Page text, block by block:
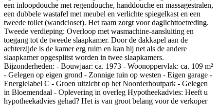
een inloopdouche met regendouche, handdouche en massagestralen,
een dubbele wastafel met meubel en verlichte spiegelkast en een
tweede toilet (wandcloset). Het raam zorgt voor daglichttoetreding.
Tweede verdieping: Overloop met wasmachine-aansluiting en
toegang tot de tweede slaapkamer. Door de dakkapel aan de
achterzijde is de kamer erg ruim en kan hij net als de andere
slaapkamer opgesplitst worden in twee slaapkamers.
Bijzonderheden: - Bouwjaar: ca. 1973 - Woonoppervlak: ca. 109 m²
- Gelegen op eigen grond - Zonnige tuin op westen - Eigen garage -
Energielabel C - Groen uitzicht op het Noorderhoutpark - Gelegen
in Bloemendaal - Oplevering in overleg Hypotheekadvies: Heeft u
hypotheekadvies gehad? Het is van groot belang voor de verkoper